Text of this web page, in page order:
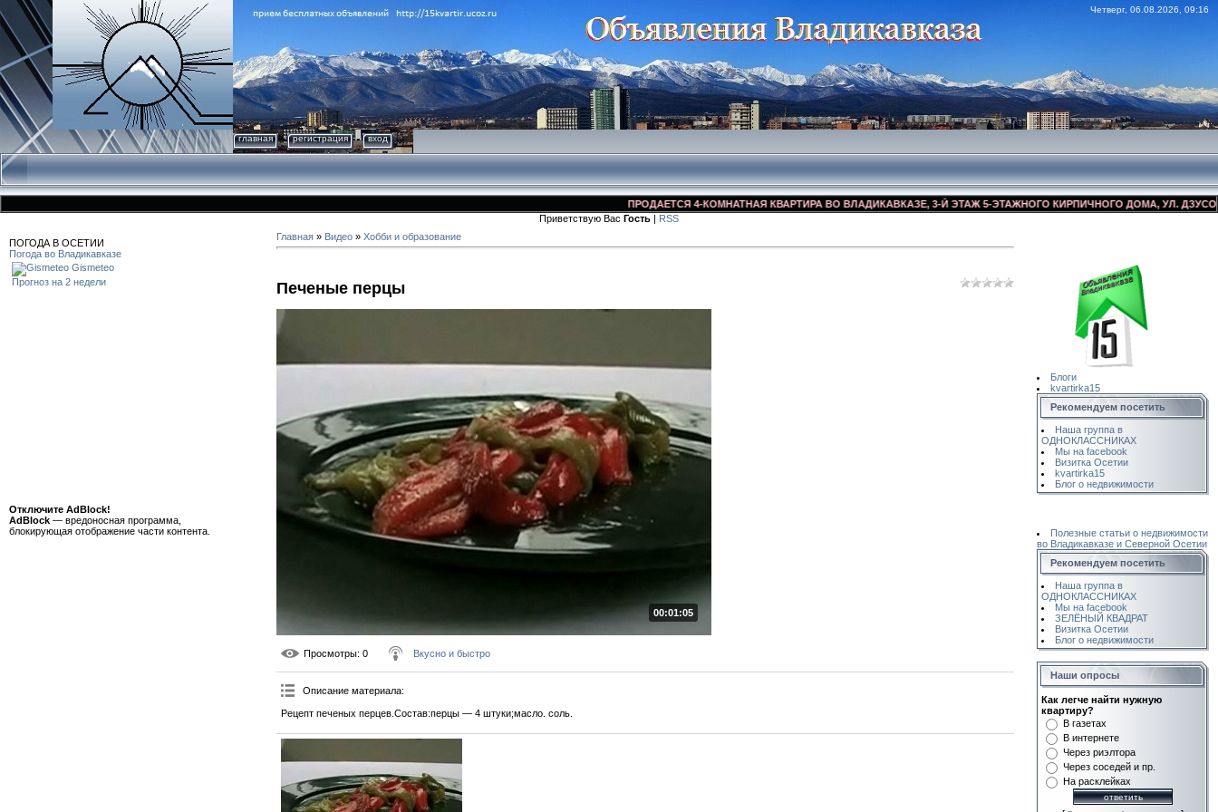
Четверг, 06.08.2026, 09:16
главная регистрация вход
ПРОДАЕТСЯ 4-КОМНАТНАЯ КВАРТИРА ВО ВЛАДИКАВКАЗЕ, 3-Й ЭТАЖ 5-ЭТАЖНОГО КИРПИЧНОГО ДОМА, УЛ. ДЗУСОВА
Приветствую Вас Гость | RSS
ПОГОДА В ОСЕТИИ
Погода во Владикавказе
Gismeteo
Прогноз на 2 недели
Отключите AdBlock!
AdBlock — вредоносная программа,
блокирующая отображение части контента.
Главная » Видео » Хобби и образование
Печеные перцы
00:01:05
Просмотры: 0 Вкусно и быстро
Описание материала:
Рецепт печеных перцев.Состав:перцы — 4 штуки;масло. соль.
Блоги
kvartirka15
Рекомендуем посетить
Наша группа в
ОДНОКЛАССНИКАХ
Мы на facebook
Визитка Осетии
kvartirka15
Блог о недвижимости
Полезные статьи о недвижимости
во Владикавказе и Северной Осетии
Рекомендуем посетить
Наша группа в
ОДНОКЛАССНИКАХ
Мы на facebook
ЗЕЛЁНЫЙ КВАДРАТ
Визитка Осетии
Блог о недвижимости
Наши опросы
Как легче найти нужную
квартиру?
В газетах
В интернете
Через риэлтора
Через соседей и пр.
На расклейках